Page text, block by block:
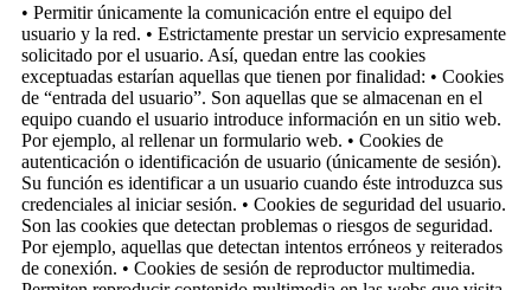
• Permitir únicamente la comunicación entre el equipo del
usuario y la red. • Estrictamente prestar un servicio expresamente
solicitado por el usuario. Así, quedan entre las cookies
exceptuadas estarían aquellas que tienen por finalidad: • Cookies
de “entrada del usuario”. Son aquellas que se almacenan en el
equipo cuando el usuario introduce información en un sitio web.
Por ejemplo, al rellenar un formulario web. • Cookies de
autenticación o identificación de usuario (únicamente de sesión).
Su función es identificar a un usuario cuando éste introduzca sus
credenciales al iniciar sesión. • Cookies de seguridad del usuario.
Son las cookies que detectan problemas o riesgos de seguridad.
Por ejemplo, aquellas que detectan intentos erróneos y reiterados
de conexión. • Cookies de sesión de reproductor multimedia.